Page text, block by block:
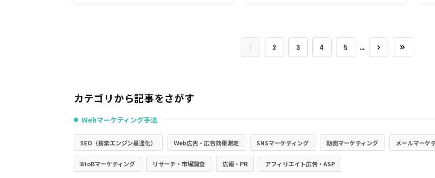
1 2 3 4 5 …
カテゴリから記事をさがす
● Webマーケティング手法
SEO（検索エンジン最適化） Web広告・広告効果測定 SNSマーケティング 動画マーケティング メールマーケ
BtoBマーケティング リサーチ・市場調査 広報・PR アフィリエイト広告・ASP